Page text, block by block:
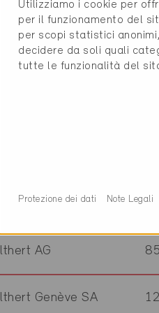
AG
Conseils Sàrl
AG
AG
Genève SA
Utilizziamo i cookie per
per il funzionamento del
per scopi statistici
decidere da soli quali
tutte le funzionalità del
Protezione dei dati Note Legali